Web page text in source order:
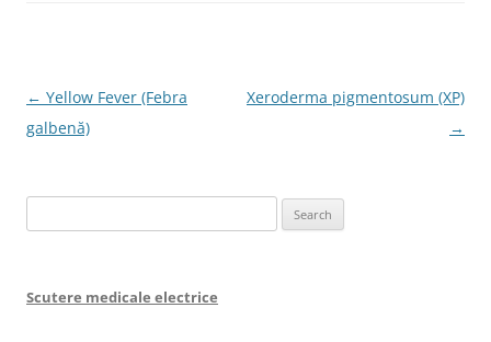
Post
navigation
← Yellow Fever (Febra
galbenă)
Xeroderma pigmentosum (XP)
→
for:
Scutere medicale electrice